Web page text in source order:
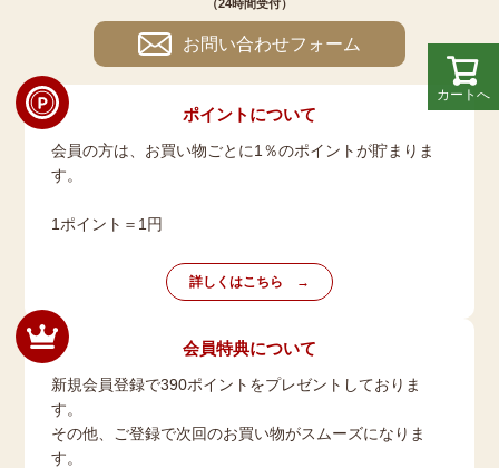
カートへ
（24時間受付）
お問い合わせフォーム
ポイントについて
会員の方は、お買い物ごとに1％のポイントが貯まりま
す。
1ポイント＝1円
詳しくはこちら
会員特典について
新規会員登録で390ポイントをプレゼントしておりま
す。
その他、ご登録で次回のお買い物がスムーズになりま
す。